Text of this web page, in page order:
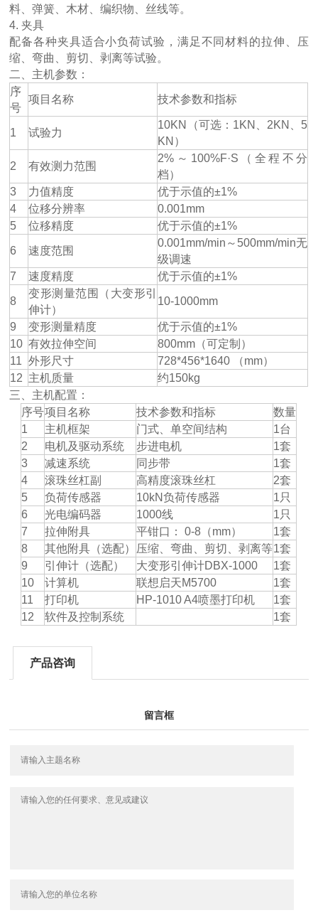
料、弹簧、木材、编织物、丝线等。
4. 夹具
配备各种夹具适合小负荷试验，满足不同材料的拉伸、压
缩、弯曲、剪切、剥离等试验。
二、主机参数：
序
号
项目名称 技术参数和指标
1 试验力
10KN（可选：1KN、2KN、5
KN）
2 有效测力范围
2%～100%F·S（全程不分
档）
3
力值精度
优于示值的±1%
4
位移分辨率
0.001mm
5
位移精度 优于示值的±1%
6 速度范围
0.001mm/min～500mm/min无
级调速
7
速度精度 优于示值的±1%
8
变形测量范围（大变形引
伸计）
10-1000mm
9 变形测量精度
优于示值的±1%
10 有效拉伸空间
800mm（可定制）
11
外形尺寸
728*456*1640 （mm）
12 主机质量
约150kg
三、主机配置：
序号项目名称 技术参数和指标
数量
1
主机框架 门式、单空间结构
1台
2
电机及驱动系统 步进电机
1套
3
减速系统 同步带
1套
4
滚珠丝杠副 高精度滚珠丝杠
2套
5
负荷传感器 10kN负荷传感器
1只
6
光电编码器 1000线
1只
7
拉伸附具 平钳口： 0-8（mm）
1套
8
其他附具（选配） 压缩、弯曲、剪切、剥离等1套
9
引伸计（选配） 大变形引伸计DBX-1000
1套
10
计算机 联想启天M5700
1套
11
打印机 HP-1010 A4喷墨打印机
1套
12
软件及控制系统 1套
产品咨询
留言框